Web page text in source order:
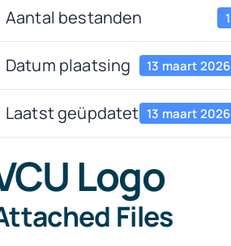
Aantal bestanden 1
Datum plaatsing 13 maart 2026
Laatst geüpdatet 13 maart 2026
Logo
Files